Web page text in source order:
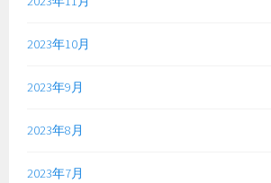
2023年10月
2023年9月
2023年8月
2023年7月